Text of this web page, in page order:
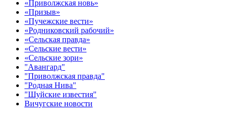
«Приволжская новь»
«Призыв»
«Пучежские вести»
«Родниковский рабочий»
«Сельская правда»
«Сельские вести»
«Сельские зори»
"Авангард"
"Приволжская правда"
"Родная Нива"
"Шуйские известия"
Вичугские новости